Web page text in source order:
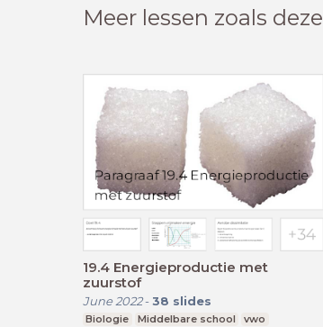
Meer lessen zoals deze
19.4 Energieproductie met
zuurstof
June 2022- 38 slides
Biologie Middelbare school
vwo